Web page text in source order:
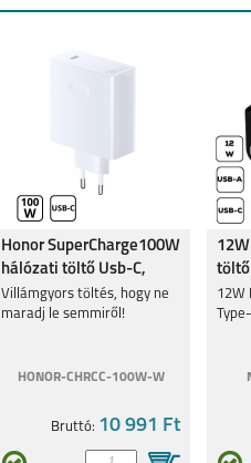
Honor SuperCharge100W
hálózati töltő Usb-C,
Fehér
Villámgyors töltés, hogy ne
maradj le semmiről!
HONOR-CHRCC-100W-W
Bruttó: 10 991 Ft
töltő
12W